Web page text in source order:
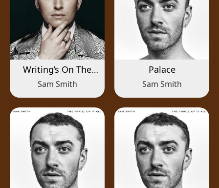
Writing’s On The
Wall
Sam Smith
Palace
Sam Smith